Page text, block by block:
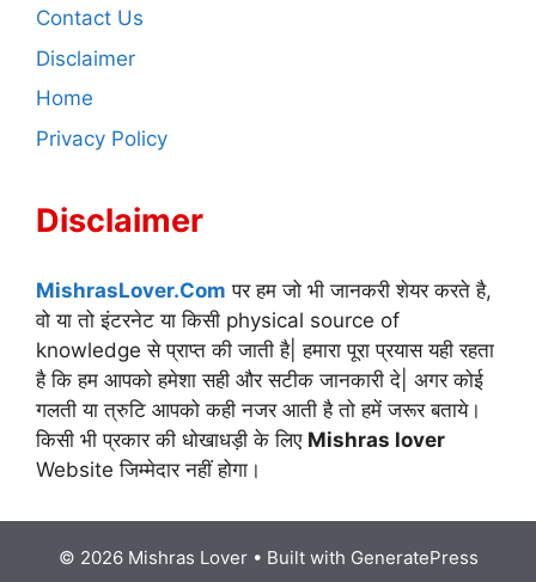
Contact Us
Disclaimer
Home
Privacy Policy
Disclaimer
MishrasLover.Com पर हम जो भी जानकरी शेयर करते है,
वो या तो इंटरनेट या किसी physical source of
knowledge से प्राप्त की जाती है| हमारा पूरा प्रयास यही रहता
है कि हम आपको हमेशा सही और सटीक जानकारी दे| अगर कोई
गलती या त्रुटि आपको कही नजर आती है तो हमें जरूर बताये।
किसी भी प्रकार की धोखाधड़ी के लिए Mishras lover
Website जिम्मेदार नहीं होगा।
© 2026 Mishras Lover• Built with GeneratePress